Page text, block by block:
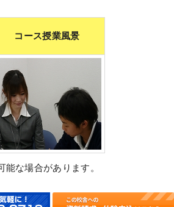
コース授業風景
な場合があります。